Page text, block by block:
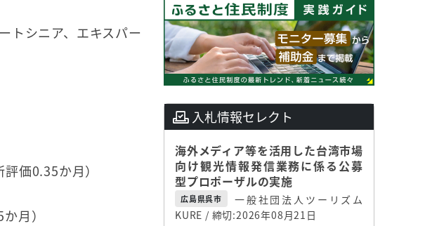
トシニア、エキスパー
価0.35か月）
月）
入札情報セレクト
海外メディア等を活用した台湾市場
向け観光情報発信業務に係る公募
型プロポーザルの実施
広島県呉市
一般社団法人ツーリズム
KURE / 締切:2026年08月21日